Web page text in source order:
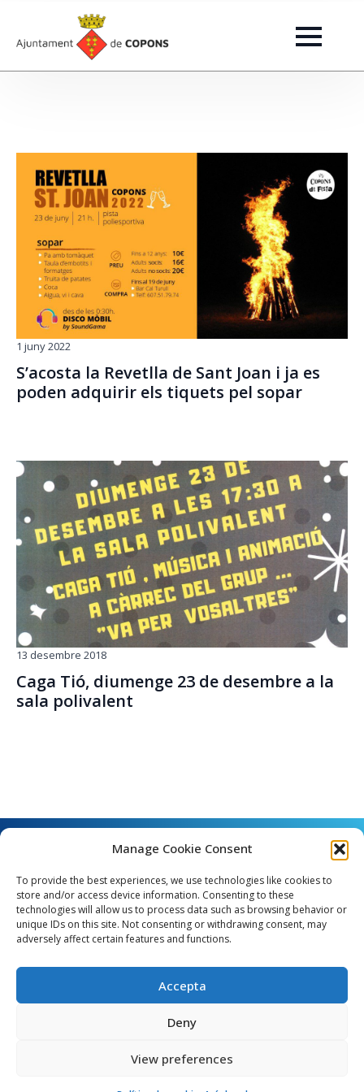
Manage Cookie Consent
To provide the best experiences, we use technologies like cookies to
store and/or access device information. Consenting to these
technologies will allow us to process data such as browsing behavior or
unique IDs on this site. Not consenting or withdrawing consent, may
adversely affect certain features and functions.
Accepta
Deny
View preferences
S’acosta la Revetlla de Sant Joan i ja es
poden adquirir els tiquets pel sopar
1 juny 2022
Caga Tió, diumenge 23 de desembre a la
sala polivalent
13 desembre 2018
Angel Guimerà, 8 - 08289 Copons
e_mail: copons@copons.cat
Crèdits Política de cookies (EU)